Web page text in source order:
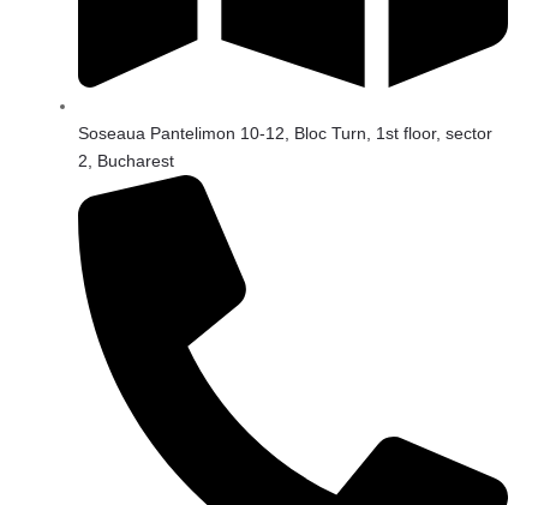
Soseaua Pantelimon 10-12, Bloc Turn, 1st floor, sector
2, Bucharest